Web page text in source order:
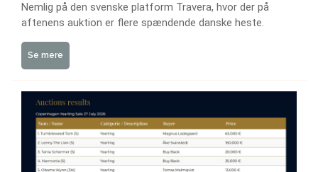
Nemlig på den svenske platform Travera, hvor der på
aftenens auktion er flere spændende danske heste.
Se mere